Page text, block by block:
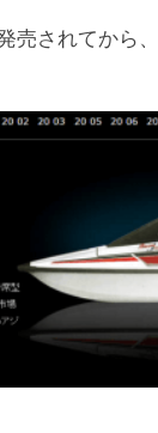
売されてから